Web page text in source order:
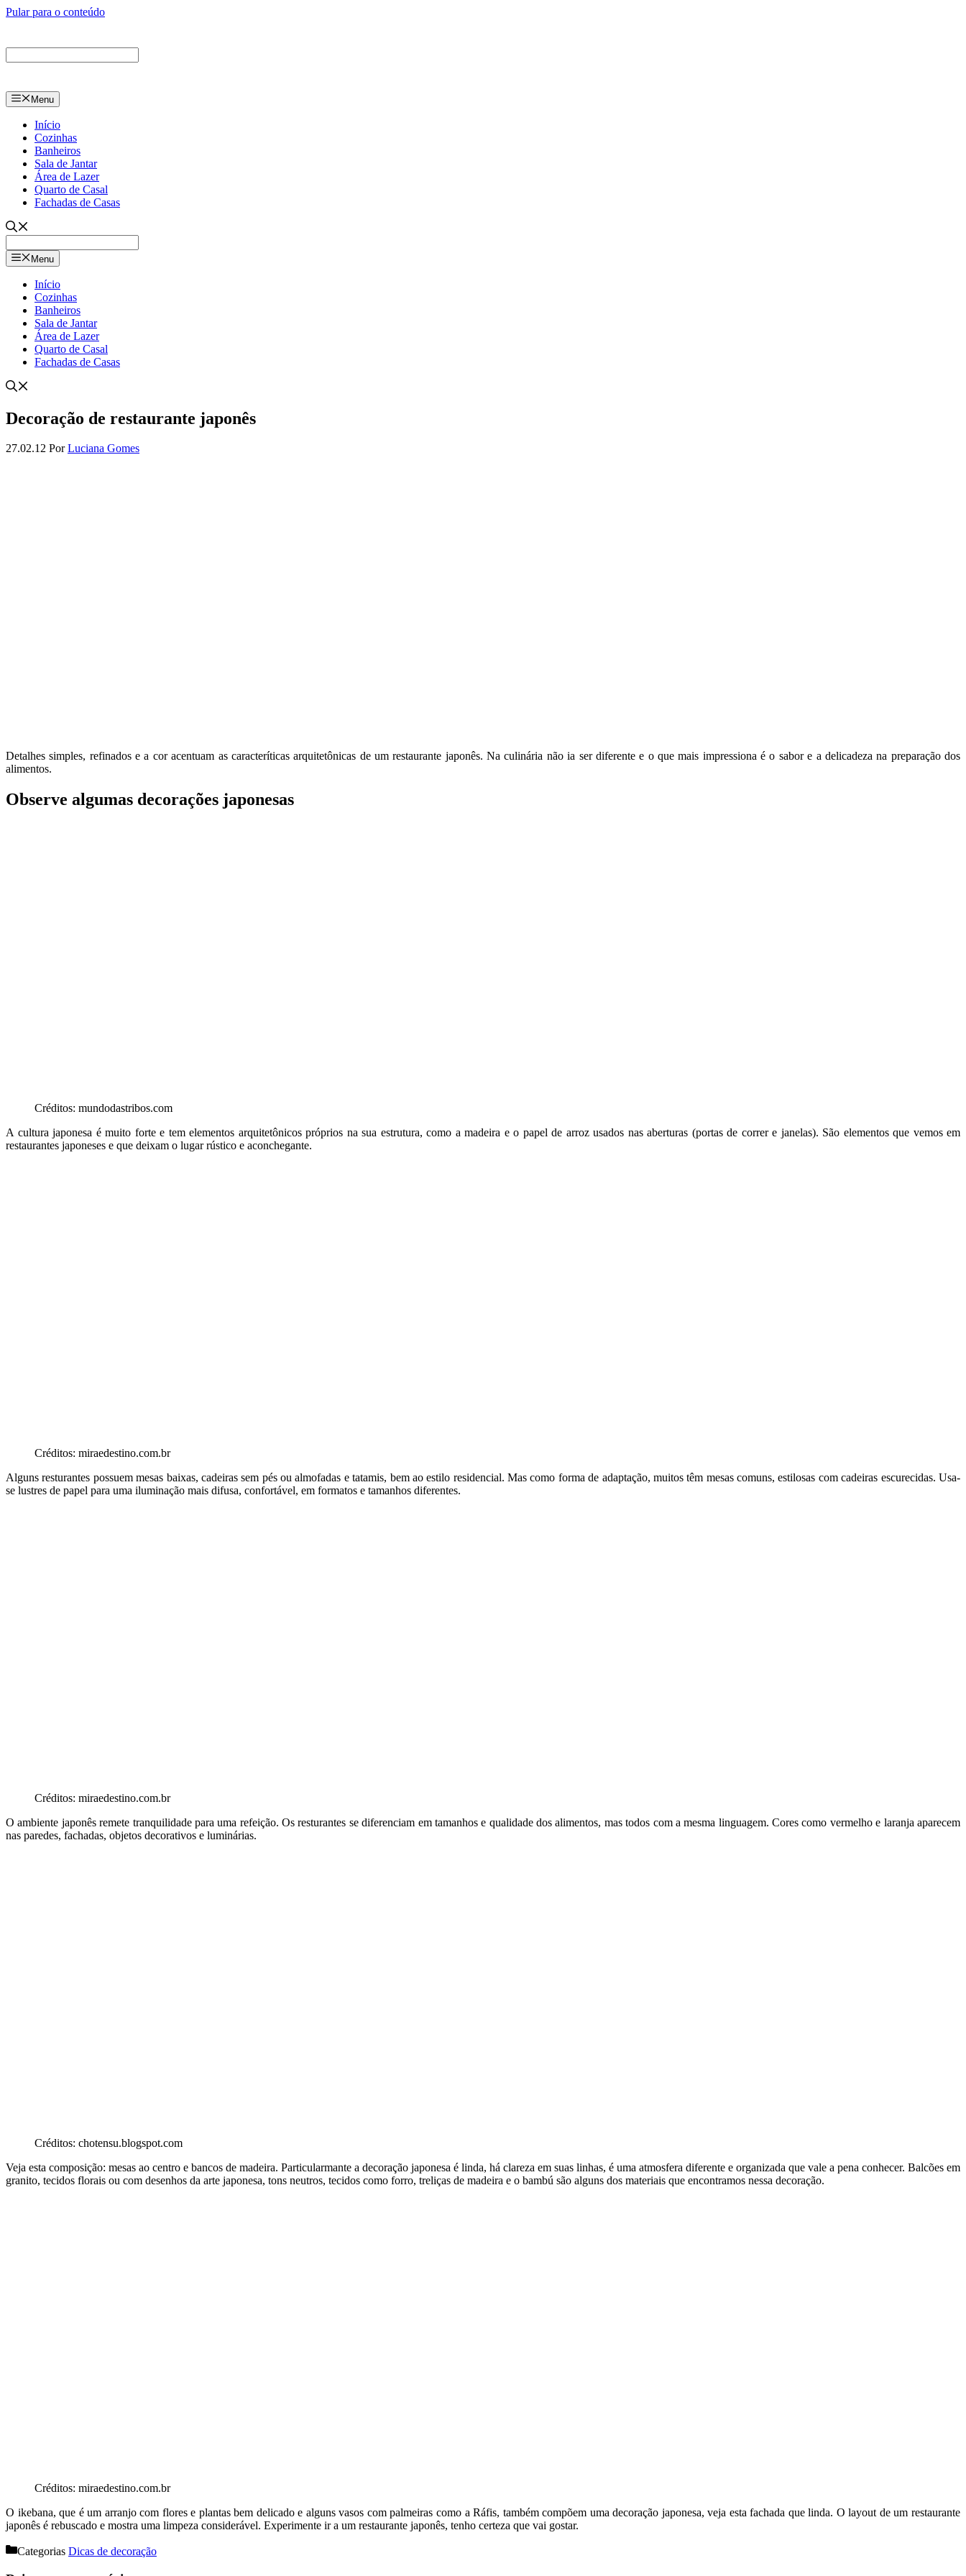
Pular para o conteúdo
Menu
Início
Cozinhas
Banheiros
Sala de Jantar
Área de Lazer
Quarto de Casal
Fachadas de Casas
Menu
Início
Cozinhas
Banheiros
Sala de Jantar
Área de Lazer
Quarto de Casal
Fachadas de Casas
Decoração de restaurante japonês
27.02.12 PorLuciana Gomes
Detalhes simples, refinados e a cor acentuam as caracteríticas arquitetônicas de um restaurante japonês. Na culinária não ia ser diferente e o que mais impressiona é o sabor e a delicadeza na preparação dos
alimentos.
Observe algumas decorações japonesas
Créditos: mundodastribos.com
A cultura japonesa é muito forte e tem elementos arquitetônicos próprios na sua estrutura, como a madeira e o papel de arroz usados nas aberturas (portas de correr e janelas). São elementos que vemos em
restaurantes japoneses e que deixam o lugar rústico e aconchegante.
Créditos: miraedestino.com.br
Alguns resturantes possuem mesas baixas, cadeiras sem pés ou almofadas e tatamis, bem ao estilo residencial. Mas como forma de adaptação, muitos têm mesas comuns, estilosas com cadeiras escurecidas. Usa-
se lustres de papel para uma iluminação mais difusa, confortável, em formatos e tamanhos diferentes.
Créditos: miraedestino.com.br
O ambiente japonês remete tranquilidade para uma refeição. Os resturantes se diferenciam em tamanhos e qualidade dos alimentos, mas todos com a mesma linguagem. Cores como vermelho e laranja aparecem
nas paredes, fachadas, objetos decorativos e luminárias.
Créditos: chotensu.blogspot.com
Veja esta composição: mesas ao centro e bancos de madeira. Particularmante a decoração japonesa é linda, há clareza em suas linhas, é uma atmosfera diferente e organizada que vale a pena conhecer. Balcões em
granito, tecidos florais ou com desenhos da arte japonesa, tons neutros, tecidos como forro, treliças de madeira e o bambú são alguns dos materiais que encontramos nessa decoração.
Créditos: miraedestino.com.br
O ikebana, que é um arranjo com flores e plantas bem delicado e alguns vasos com palmeiras como a Ráfis, também compõem uma decoração japonesa, veja esta fachada que linda. O layout de um restaurante
japonês é rebuscado e mostra uma limpeza considerável. Experimente ir a um restaurante japonês, tenho certeza que vai gostar.
Categorias Dicas de decoração